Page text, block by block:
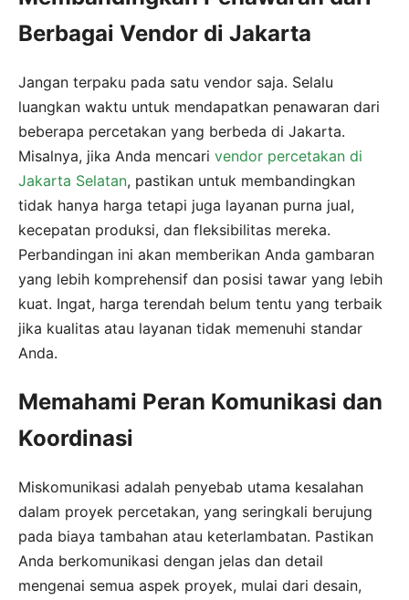
Berbagai Vendor di Jakarta
Jangan terpaku pada satu vendor saja. Selalu
luangkan waktu untuk mendapatkan penawaran dari
beberapa percetakan yang berbeda di Jakarta.
Misalnya, jika Anda mencari vendor percetakan di
Jakarta Selatan, pastikan untuk membandingkan
tidak hanya harga tetapi juga layanan purna jual,
kecepatan produksi, dan fleksibilitas mereka.
Perbandingan ini akan memberikan Anda gambaran
yang lebih komprehensif dan posisi tawar yang lebih
kuat. Ingat, harga terendah belum tentu yang terbaik
jika kualitas atau layanan tidak memenuhi standar
Anda.
Memahami Peran Komunikasi dan
Koordinasi
Miskomunikasi adalah penyebab utama kesalahan
dalam proyek percetakan, yang seringkali berujung
pada biaya tambahan atau keterlambatan. Pastikan
Anda berkomunikasi dengan jelas dan detail
mengenai semua aspek proyek, mulai dari desain,